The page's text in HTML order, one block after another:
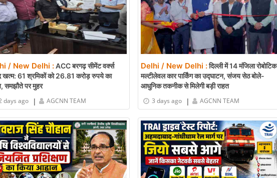
/ New Delhi :ACC बरगढ़ सीमेंट वर्क्स
खत्म: 61 श्रमिकों को 26.81 करोड़ रुपये का
समझौते पर मुहर
days ago
| AGCNN TEAM
Delhi / New Delhi :दिल्ली में 14 मंजिला रोबोटिक
मल्टीलेवल कार पार्किंग का उद्घाटन, संजय सेठ बोले-
आधुनिक तकनीक से मिलेगी बड़ी राहत
3 days ago
| AGCNN TEAM